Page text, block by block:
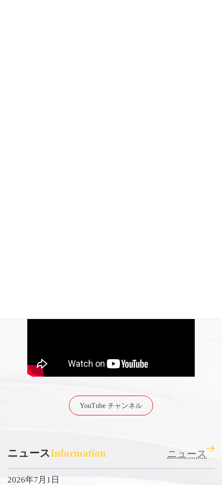
YouTube チャンネル
ニュースInformation ニュース
2026年7月1日